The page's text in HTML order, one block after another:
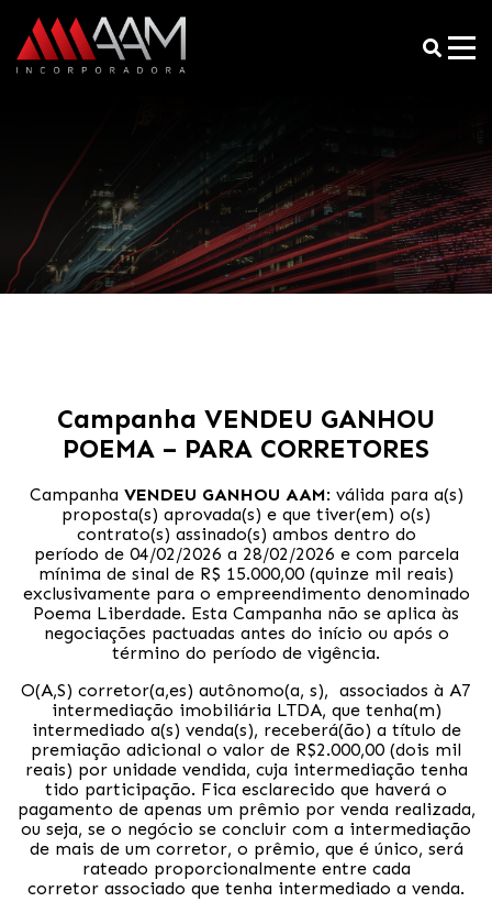
Campanha VENDEU GANHOU
POEMA – PARA CORRETORES
Campanha VENDEU GANHOU AAM: válida para a(s)
proposta(s) aprovada(s) e que tiver(em) o(s)
contrato(s) assinado(s) ambos dentro do
período de 04/02/2026 a 28/02/2026 e com parcela
mínima de sinal de R$ 15.000,00 (quinze mil reais)
exclusivamente para o empreendimento denominado
Poema Liberdade. Esta Campanha não se aplica às
negociações pactuadas antes do início ou após o
término do período de vigência.
O(A,S) corretor(a,es) autônomo(a, s), associados à A7
intermediação imobiliária LTDA, que tenha(m)
intermediado a(s) venda(s), receberá(ão) a título de
premiação adicional o valor de R$2.000,00 (dois mil
reais) por unidade vendida, cuja intermediação tenha
tido participação. Fica esclarecido que haverá o
pagamento de apenas um prêmio por venda realizada,
ou seja, se o negócio se concluir com a intermediação
de mais de um corretor, o prêmio, que é único, será
rateado proporcionalmente entre cada
corretor associado que tenha intermediado a venda.